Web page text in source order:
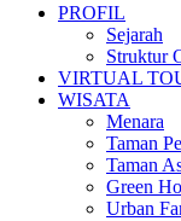
PROFIL
Sejarah
Struktur
VIRTUAL
WISATA
Menara
Taman
Taman
Green
Urban